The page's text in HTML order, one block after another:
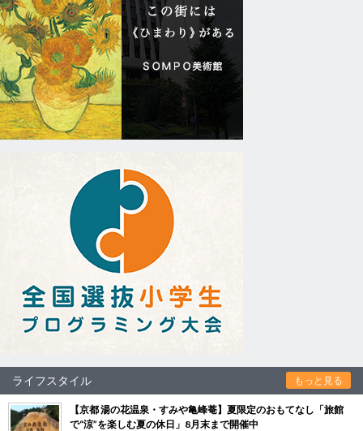
ライフスタイル もっと見る
【京都 湯の花温泉・すみや亀峰菴】夏限定のおもてなし「旅館
で“涼”を楽しむ夏の休日」8月末まで開催中